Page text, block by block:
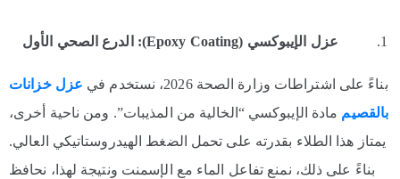
عزل الإيبوكسي (Epoxy Coating): الدرع الصحي الأول
بناءً على اشتراطات وزارة الصحة 2026، نستخدم في
عزل خزانات
بالقصيم مادة الإيبوكسي “الخالية من المذيبات”. ومن ناحية أخرى،
يمتاز هذا الطلاء بقدرته على تحمل الضغط الهيدروستاتيكي العالي.
بناءً على ذلك، نمنع تفاعل الماء مع الإسمنت ونتيجة لهذا، نحافظ